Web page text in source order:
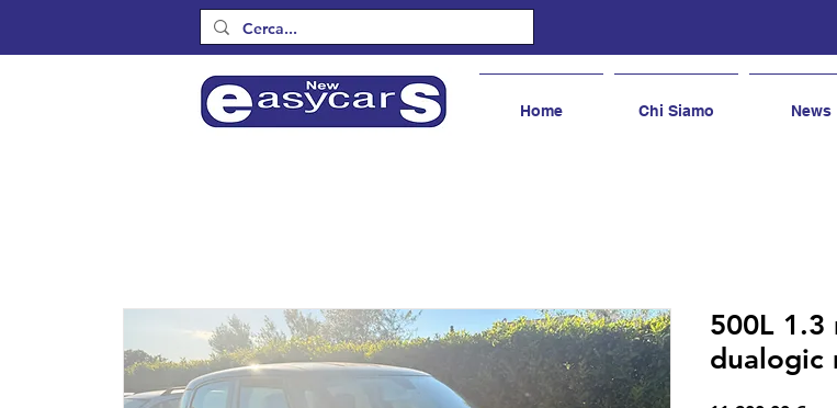
Home Chi Siamo News
500L 1.3
dualogic